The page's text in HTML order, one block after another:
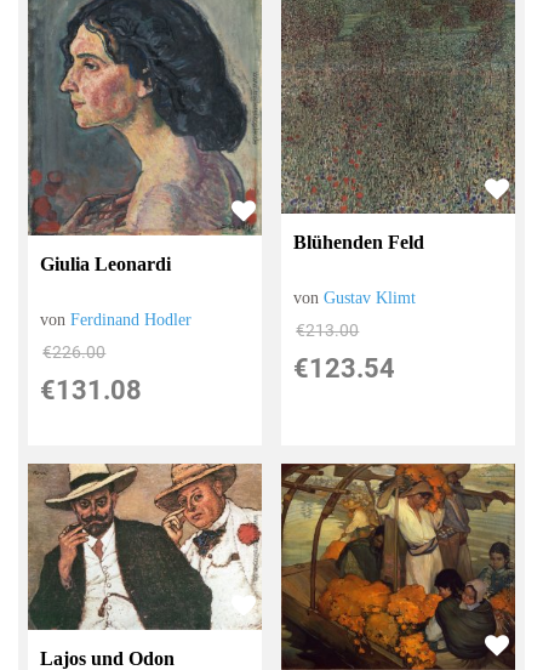
Giulia Leonardi
vonFerdinand Hodler
€226.00
€131.08
Blühenden Feld
vonGustav Klimt
€213.00
€123.54
Lajos und Odon